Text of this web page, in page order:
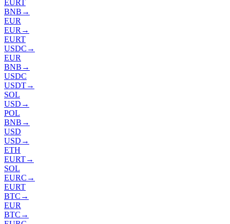
EURT
BNB →
EUR
EUR →
EURT
USDC →
EUR
BNB →
USDC
USDT→
SOL
USD →
POL
BNB →
USD
USD →
ETH
EURT→
SOL
EURC →
EURT
BTC →
EUR
BTC →